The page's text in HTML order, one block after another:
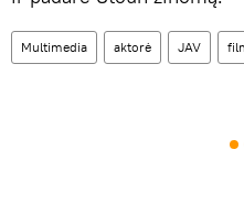
Multimedia aktorė JAV